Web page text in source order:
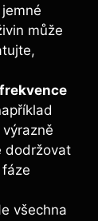
může
‌dodržovat
všechna